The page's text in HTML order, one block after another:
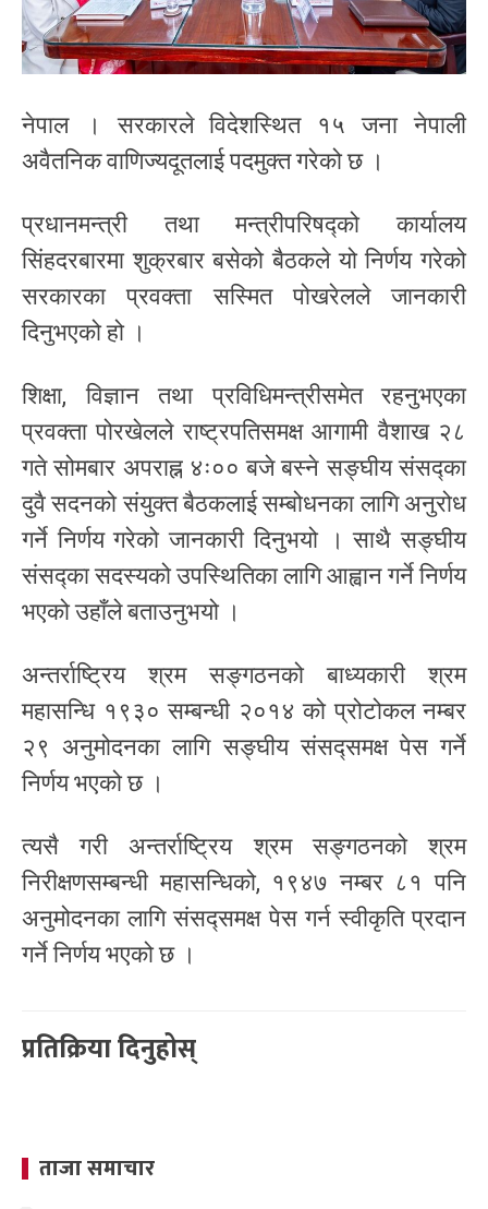
नेपाल । सरकारले विदेशस्थित १५ जना नेपाली
अवैतनिक वाणिज्यदूतलाई पदमुक्त गरेको छ ।
प्रधानमन्त्री तथा मन्त्रीपरिषद्को कार्यालय
सिंहदरबारमा शुक्रबार बसेको बैठकले यो निर्णय गरेको
सरकारका प्रवक्ता सस्मित पोखरेलले जानकारी
दिनुभएको हो ।
शिक्षा, विज्ञान तथा प्रविधिमन्त्रीसमेत रहनुभएका
प्रवक्ता पोरखेलले राष्ट्रपतिसमक्ष आगामी वैशाख २८
गते सोमबार अपराह्न ४ः०० बजे बस्ने सङ्घीय संसद्का
दुवै सदनको संयुक्त बैठकलाई सम्बोधनका लागि अनुरोध
गर्ने निर्णय गरेको जानकारी दिनुभयो । साथै सङ्घीय
संसद्का सदस्यको उपस्थितिका लागि आह्वान गर्ने निर्णय
भएको उहाँले बताउनुभयो ।
अन्तर्राष्ट्रिय श्रम सङ्गठनको बाध्यकारी श्रम
महासन्धि १९३० सम्बन्धी २०१४ को प्रोटोकल नम्बर
२९ अनुमोदनका लागि सङ्घीय संसद्समक्ष पेस गर्ने
निर्णय भएको छ ।
त्यसै गरी अन्तर्राष्ट्रिय श्रम सङ्गठनको श्रम
निरीक्षणसम्बन्धी महासन्धिको, १९४७ नम्बर ८१ पनि
अनुमोदनका लागि संसद्समक्ष पेस गर्न स्वीकृति प्रदान
गर्ने निर्णय भएको छ ।
प्रतिक्रिया दिनुहोस्
ताजा समाचार